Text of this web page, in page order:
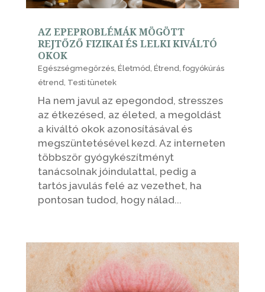
AZ EPEPROBLÉMÁK MÖGÖTT
REJTŐZŐ FIZIKAI ÉS LELKI KIVÁLTÓ
OKOK
Egészségmegőrzés, Életmód, Étrend, fogyókúrás
étrend, Testi tünetek
Ha nem javul az epegondod, stresszes
az étkezésed, az életed, a megoldást
a kiváltó okok azonosításával és
megszüntetésével kezd. Az interneten
többször gyógykészítményt
tanácsolnak jóindulattal, pedig a
tartós javulás felé az vezethet, ha
pontosan tudod, hogy nálad...